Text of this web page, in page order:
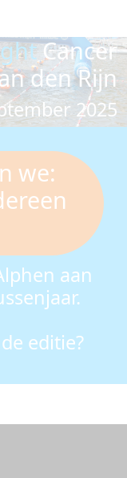
Cancer
den Rijn
2025
we:
aan
editie?